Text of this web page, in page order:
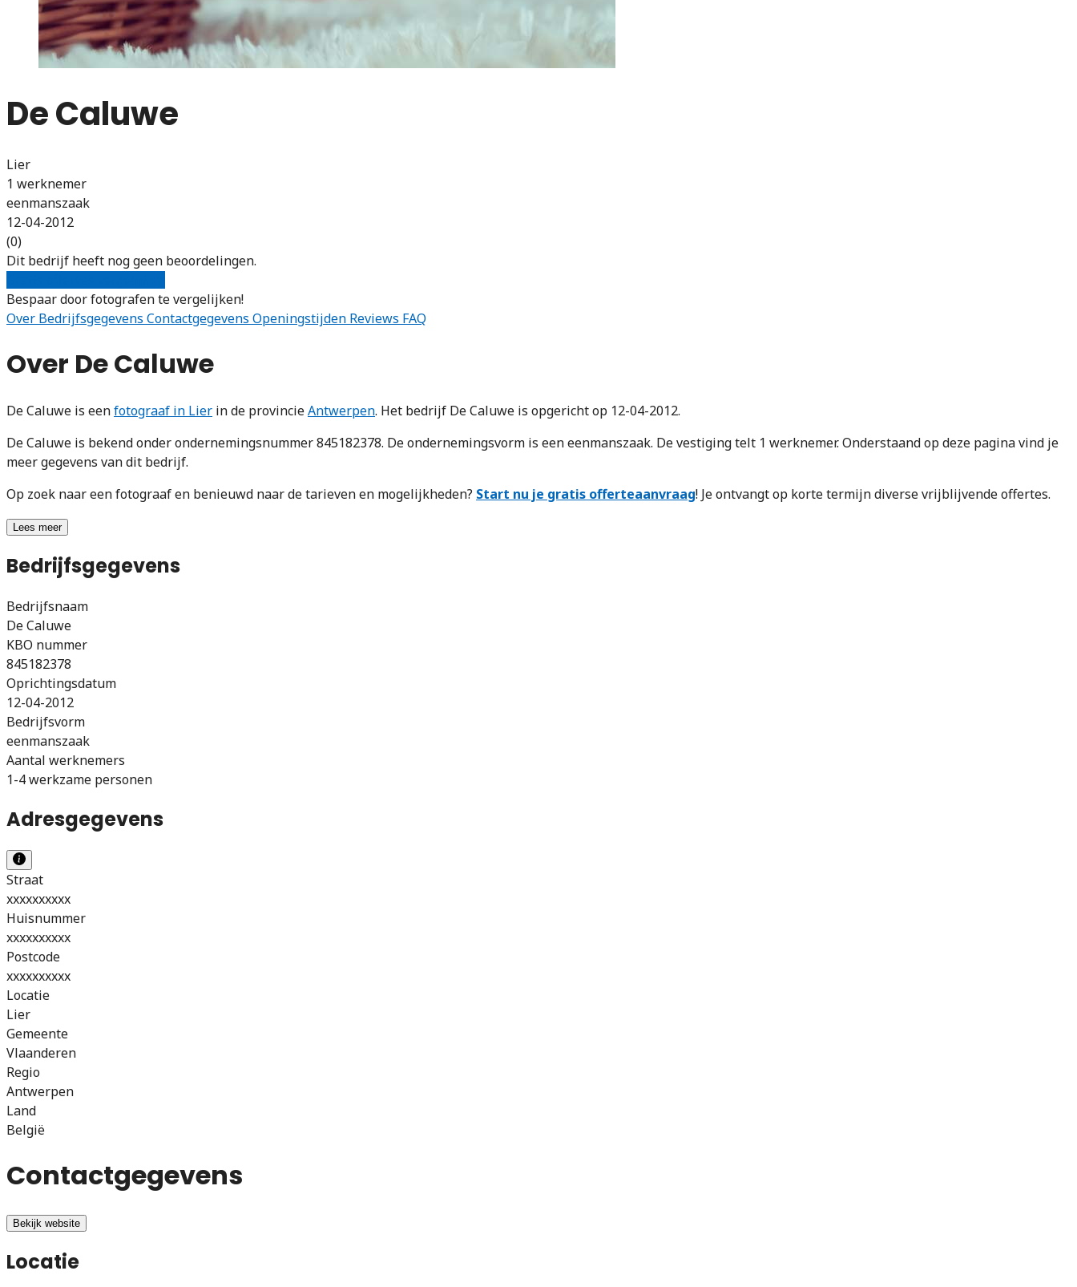
De Caluwe
Lier
1 werknemer
eenmanszaak
12-04-2012
(0)
Dit bedrijf heeft nog geen beoordelingen.
Bespaar door fotografen te vergelijken!
Over Bedrijfsgegevens Contactgegevens Openingstijden Reviews FAQ
Over De Caluwe
De Caluwe is eenfotograaf in Lier in de provincieAntwerpen. Het bedrijf De Caluwe is opgericht op 12-04-2012.
De Caluwe is bekend onder ondernemingsnummer 845182378. De ondernemingsvorm is een eenmanszaak. De vestiging telt 1 werknemer. Onderstaand op deze pagina vind je
meer gegevens van dit bedrijf.
Op zoek naar een fotograaf en benieuwd naar de tarieven en mogelijkheden? Start nu je gratis offerteaanvraag! Je ontvangt op korte termijn diverse vrijblijvende offertes.
Lees meer
Bedrijfsgegevens
Bedrijfsnaam
De Caluwe
KBO nummer
845182378
Oprichtingsdatum
12-04-2012
Bedrijfsvorm
eenmanszaak
Aantal werknemers
1-4 werkzame personen
Adresgegevens
Straat
xxxxxxxxxx
Huisnummer
xxxxxxxxxx
Postcode
xxxxxxxxxx
Locatie
Lier
Gemeente
Vlaanderen
Regio
Antwerpen
Land
België
Contactgegevens
Bekijk website
Locatie